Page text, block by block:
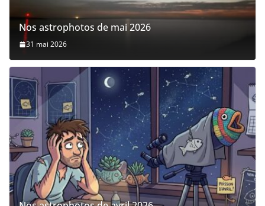
Nos astrophotos de mai 2026
31 mai 2026